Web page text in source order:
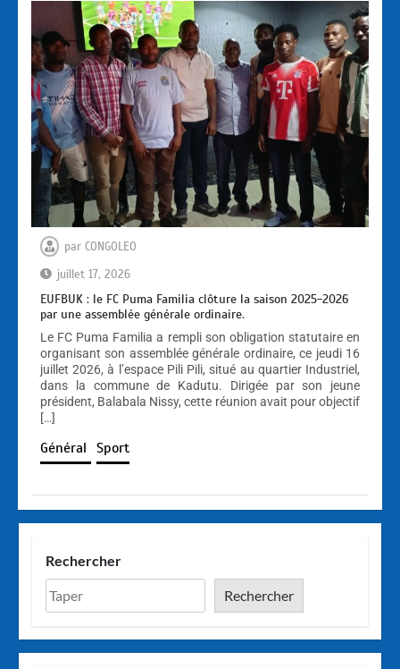
par CONGOLEO
juillet 17, 2026
EUFBUK : le FC Puma Familia clôture la saison 2025-2026
par une assemblée générale ordinaire.
Le FC Puma Familia a rempli son obligation statutaire en
organisant son assemblée générale ordinaire, ce jeudi 16
juillet 2026, à l’espace Pili Pili, situé au quartier Industriel,
dans la commune de Kadutu. Dirigée par son jeune
président, Balabala Nissy, cette réunion avait pour objectif
[…]
Général Sport
Rechercher
Rechercher